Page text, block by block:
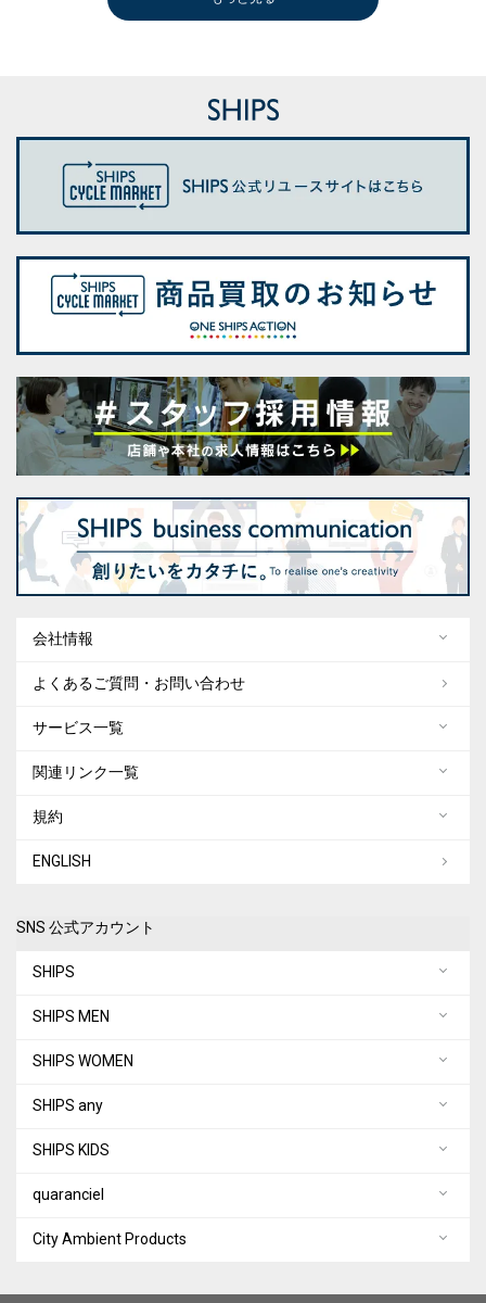
会社情報
よくあるご質問・お問い合わせ
サービス一覧
関連リンク一覧
規約
ENGLISH
SNS 公式アカウント
SHIPS
SHIPS MEN
SHIPS WOMEN
SHIPS any
SHIPS KIDS
quaranciel
City Ambient Products